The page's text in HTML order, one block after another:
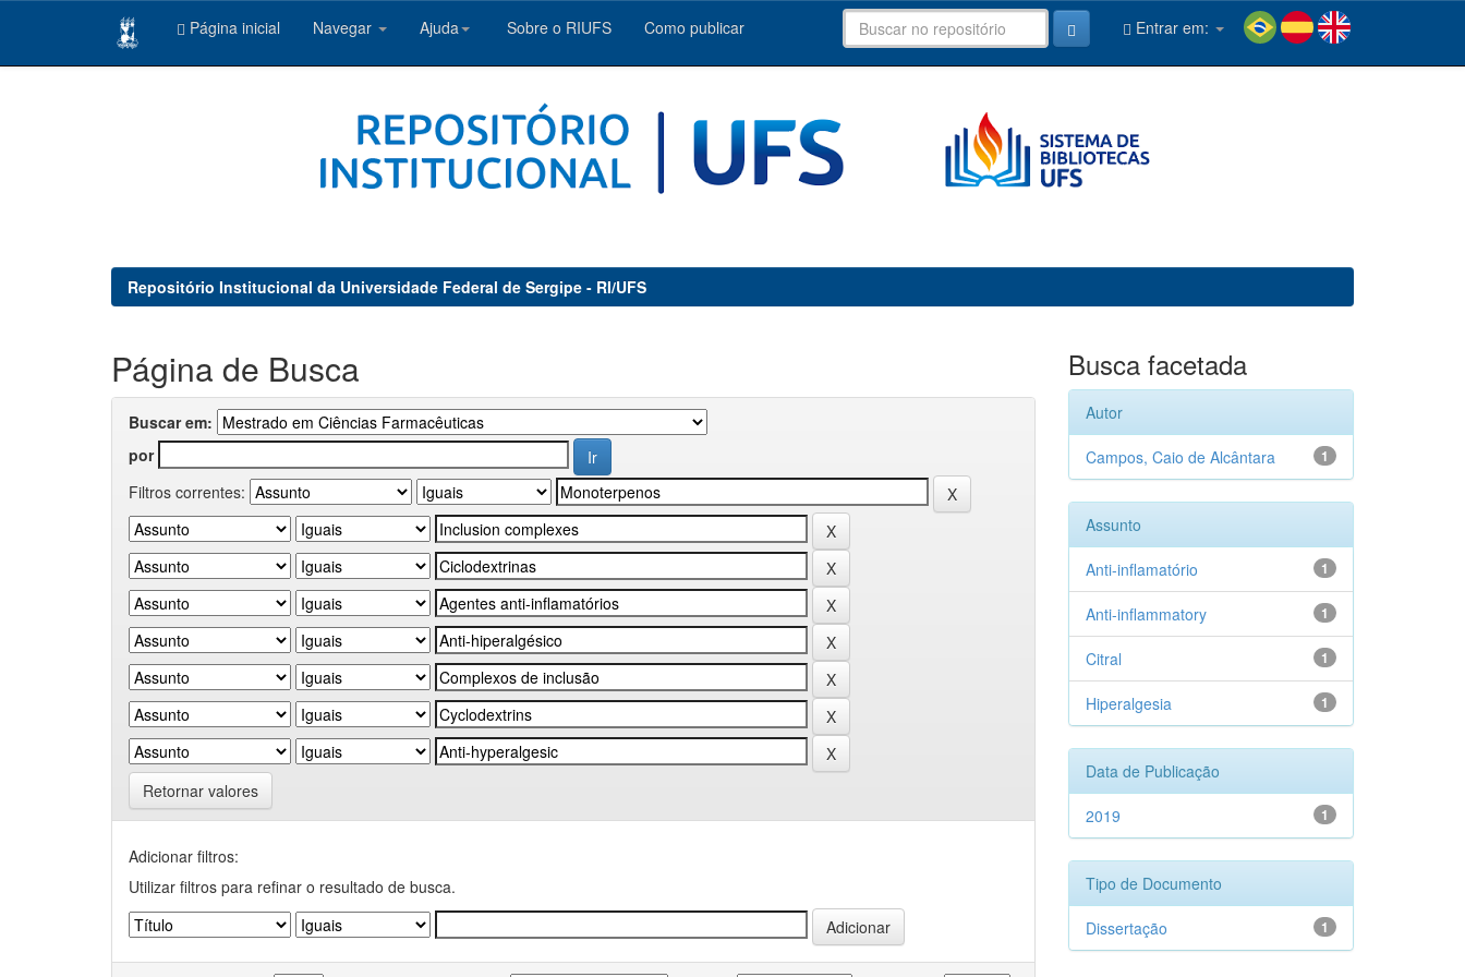
Página inicial Navegar Ajuda Sobre o RIUFS Como publicar Entrar em:
Repositório Institucional da Universidade Federal de Sergipe - RI/UFS
Página de Busca
Buscar em:
por
Filtros correntes:
Retornar valores
Adicionar filtros:
Utilizar filtros para refinar o resultado de busca.
Busca facetada
Autor
1
Campos, Caio de Alcântara
Assunto
1
Anti-inflamatório
1
Anti-inflammatory
1
Citral
1
Hiperalgesia
Data de Publicação
1
2019
Tipo de Documento
1
Dissertação